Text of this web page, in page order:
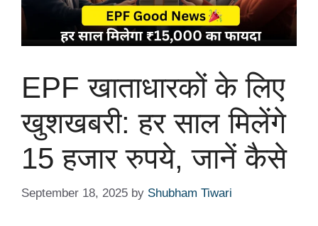
EPF खाताधारकों के लिए
खुशखबरी: हर साल मिलेंगे
15 हजार रुपये, जानें कैसे
September 18, 2025 by Shubham Tiwari